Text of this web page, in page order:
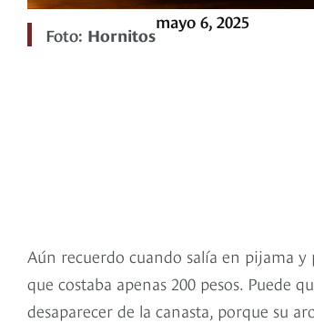
Foto: Hornitos
mayo 6, 2025
Aún recuerdo cuando salía en pijama
que costaba apenas 200 pesos. Puede
desaparecer de la canasta, porque su